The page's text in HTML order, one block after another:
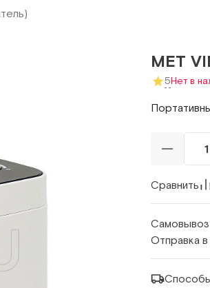
MET
5Нет в
Сравнить
Отправка